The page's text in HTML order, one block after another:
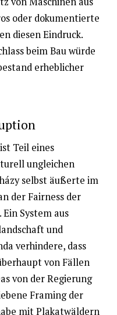
oder dokumentierte
diesen Eindruck.
beim Bau würde
erheblicher
Teil eines
ungleichen
selbst äußerte im
der Fairness der
System aus
und
verhindere, dass
von Fällen
von der Regierung
Framing der
mit Plakatwäldern